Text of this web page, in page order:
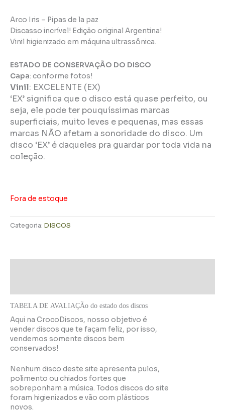
Arco Iris – Pipas de la paz
Discasso incrível! Edição original Argentina!
Vinil higienizado em máquina ultrassônica.
ESTADO DE CONSERVAÇÃO DO DISCO
Capa: conforme fotos!
Vinil: EXCELENTE (EX)
‘EX’ significa que o disco está quase perfeito, ou
seja, ele pode ter pouquíssimas marcas
superficiais, muito leves e pequenas, mas essas
marcas NÃO afetam a sonoridade do disco. Um
disco ‘EX’ é daqueles pra guardar por toda vida na
coleção.
Fora de estoque
Categoria: DISCOS
TABELA DE AVALIAÇÃo do estado dos discos
Aqui na CrocoDiscos, nosso objetivo é
vender discos que te façam feliz, por isso,
vendemos somente discos bem
conservados!
Nenhum disco deste site apresenta pulos,
polimento ou chiados fortes que
sobreponham a música. Todos discos do site
foram higienizados e vão com plásticos
novos.